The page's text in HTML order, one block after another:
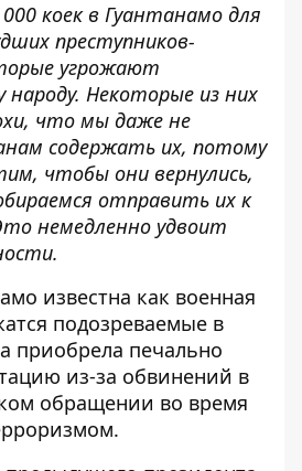
коек в Гуантанамо для
преступников-
угрожают
народу. Некоторые из них
что мы даже не
содержать их, потому
чтобы они вернулись,
отправить их к
немедленно удвоит
известна как военная
подозреваемые в
приобрела печально
из-за обвинений в
обращении во время